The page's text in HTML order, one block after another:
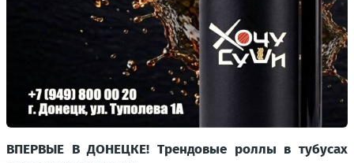
ВПЕРВЫЕ В ДОНЕЦКЕ! Трендовые роллы в тубусах